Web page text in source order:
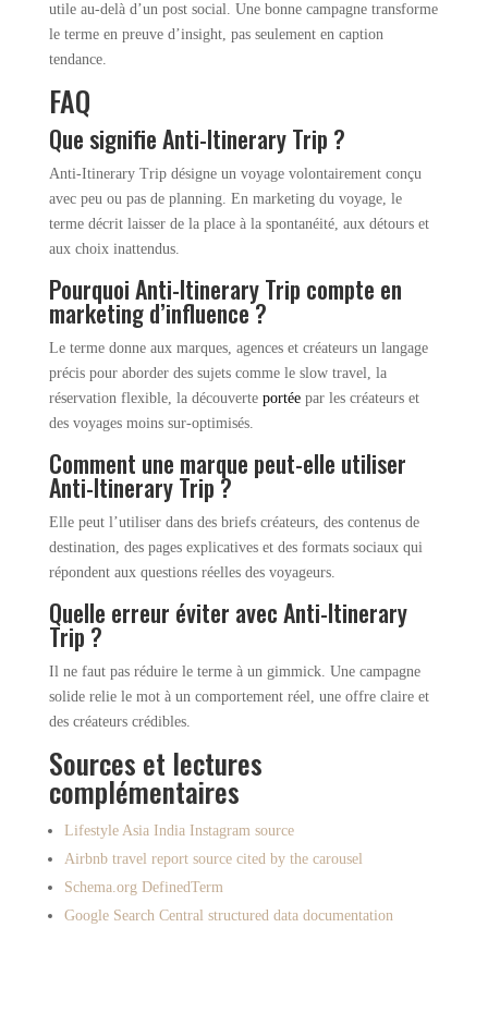
utile au-delà d’un post social. Une bonne campagne transforme
le terme en preuve d’insight, pas seulement en caption
tendance.
FAQ
Que signifie Anti-Itinerary Trip ?
Anti-Itinerary Trip désigne un voyage volontairement conçu
avec peu ou pas de planning. En marketing du voyage, le
terme décrit laisser de la place à la spontanéité, aux détours et
aux choix inattendus.
Pourquoi Anti-Itinerary Trip compte en
marketing d’influence ?
Le terme donne aux marques, agences et créateurs un langage
précis pour aborder des sujets comme le slow travel, la
réservation flexible, la découverte portéepar les créateurs et
des voyages moins sur-optimisés.
Comment une marque peut-elle utiliser
Anti-Itinerary Trip ?
Elle peut l’utiliser dans des briefs créateurs, des contenus de
destination, des pages explicatives et des formats sociaux qui
répondent aux questions réelles des voyageurs.
Quelle erreur éviter avec Anti-Itinerary
Trip ?
Il ne faut pas réduire le terme à un gimmick. Une campagne
solide relie le mot à un comportement réel, une offre claire et
des créateurs crédibles.
Sources et lectures
complémentaires
Lifestyle Asia India Instagram source
Airbnb travel report source cited by the carousel
Schema.org DefinedTerm
Google Search Central structured data documentation